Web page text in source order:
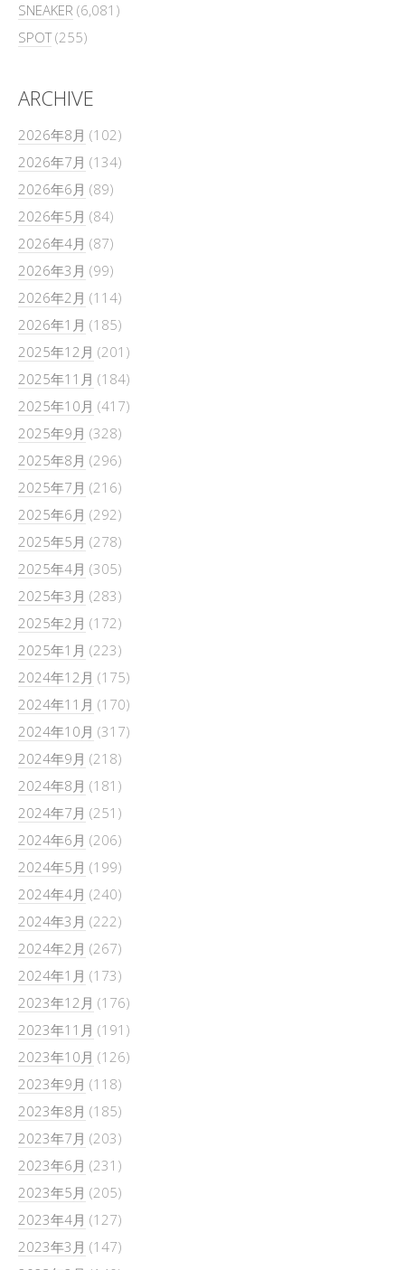
SNEAKER (6,081)
SPOT(255)
ARCHIVE
2026年8月 (102)
2026年7月 (134)
2026年6月 (89)
2026年5月 (84)
2026年4月 (87)
2026年3月 (99)
2026年2月 (114)
2026年1月 (185)
2025年12月 (201)
2025年11月 (184)
2025年10月 (417)
2025年9月 (328)
2025年8月 (296)
2025年7月 (216)
2025年6月 (292)
2025年5月 (278)
2025年4月 (305)
2025年3月 (283)
2025年2月 (172)
2025年1月 (223)
2024年12月 (175)
2024年11月 (170)
2024年10月 (317)
2024年9月 (218)
2024年8月 (181)
2024年7月 (251)
2024年6月 (206)
2024年5月 (199)
2024年4月 (240)
2024年3月 (222)
2024年2月 (267)
2024年1月 (173)
2023年12月 (176)
2023年11月 (191)
2023年10月 (126)
2023年9月 (118)
2023年8月 (185)
2023年7月 (203)
2023年6月 (231)
2023年5月 (205)
2023年4月 (127)
2023年3月 (147)